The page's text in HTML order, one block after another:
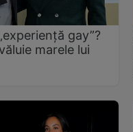
gay”?
marele lui